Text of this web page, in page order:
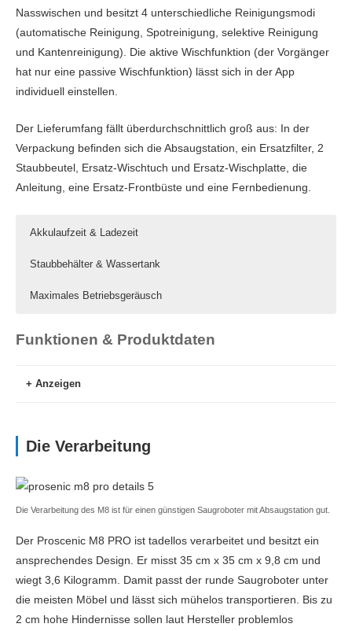
Nasswischen und besitzt 4 unterschiedliche Reinigungsmodi
(automatische Reinigung, Spotreinigung, selektive Reinigung
und Kantenreinigung). Die aktive Wischfunktion (der Vorgänger
hat nur eine passive Wischfunktion) lässt sich in der App
individuell einstellen.
Der Lieferumfang fällt überdurchschnittlich groß aus: In der
Verpackung befinden sich die Absaugstation, ein Ersatzfilter, 2
Staubbeutel, Ersatz-Wischtuch und Ersatz-Wischplatte, die
Anleitung, eine Ersatz-Frontbüste und eine Fernbedienung.
Akkulaufzeit & Ladezeit
Staubbehälter & Wassertank
Maximales Betriebsgeräusch
Funktionen & Produktdaten
Anzeigen
Laufzeit (min)
Ladezeit (min)
Batteriekapazität (mAh) & Akkutyp 5.200mAh Li-Ion
Bauweise
Bauform Rund
Die Verarbeitung
Die Verarbeitung des M8 ist für einen günstigen Saugroboter mit Absaugstation gut.
Der Proscenic M8 PRO ist tadellos verarbeitet und besitzt ein
ansprechendes Design. Er misst 35 cm x 35 cm x 9,8 cm und
wiegt 3,6 Kilogramm. Damit passt der runde Saugroboter unter
die meisten Möbel und lässt sich mühelos transportieren. Bis zu
2 cm hohe Hindernisse sollen laut Hersteller problemlos